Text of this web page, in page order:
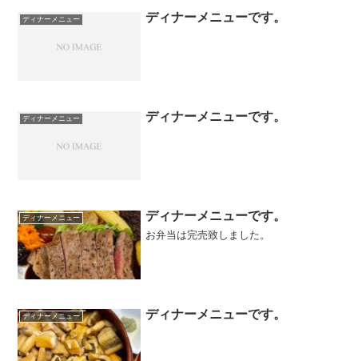
ディナーメニュー ディナーメニューです。
ディナーメニュー ディナーメニューです。
ディナーメニュー ディナーメニューです。
お弁当は完売致しました。
ディナーメニュー ディナーメニューです。